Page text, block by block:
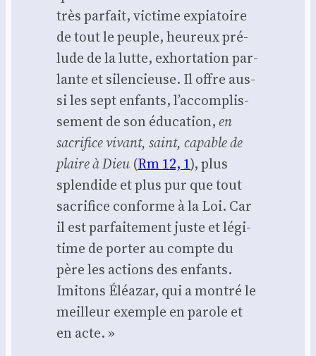
très par­fait, vic­time expia­toire
de tout le peuple, heu­reux pré­
lude de la lutte, exhor­ta­tion par­
lante et silen­cieuse. Il offre aus­
si les sept enfants, l’ac­com­plis­
se­ment de son édu­ca­tion,en
sacri­fice vivant, saint, capable de
plaire à Dieu (Rm 12, 1), plus
splen­dide et plus pur que tout
sacri­fice conforme à la Loi. Car
il est par­fai­te­ment juste et légi­
time de por­ter au compte du
père les actions des enfants.
Imi­tons Éléa­zar, qui a mon­tré le
meilleur exemple en parole et
en acte. »